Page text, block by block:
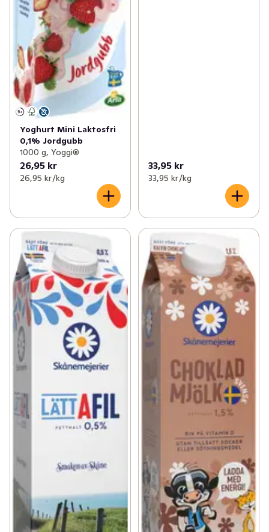
Yoghurt Mini Laktosfri
0,1% Jordgubb
1000 g, Yoggi®
26,95 kr
26,95 kr /kg
33,95 kr
33,95 kr /kg